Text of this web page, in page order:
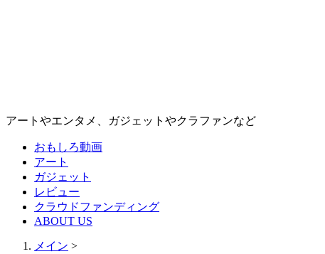
アートやエンタメ、ガジェットやクラファンなど
おもしろ動画
アート
ガジェット
レビュー
クラウドファンディング
ABOUT US
メイン >